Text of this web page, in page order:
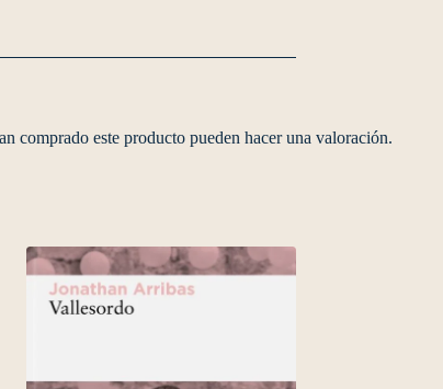
comprado este producto pueden hacer una valoración.